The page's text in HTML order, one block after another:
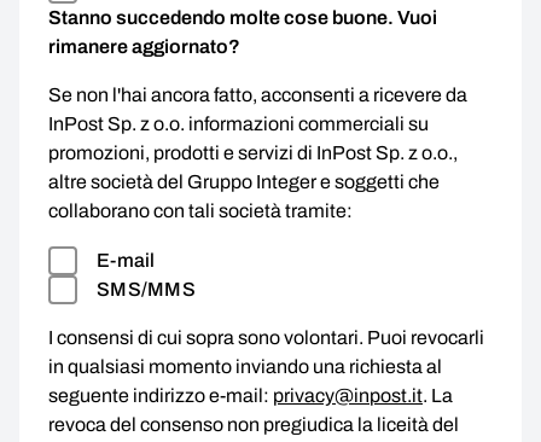
Stanno succedendo molte cose buone. Vuoi
rimanere aggiornato?
Se non l'hai ancora fatto, acconsenti a ricevere da
InPost Sp. z o.o. informazioni commerciali su
promozioni, prodotti e servizi di InPost Sp. z o.o.,
altre società del Gruppo Integer e soggetti che
collaborano con tali società tramite:
E-mail
SMS/MMS
I consensi di cui sopra sono volontari. Puoi revocarli
in qualsiasi momento inviando una richiesta al
seguente indirizzo e-mail: privacy@inpost.it. La
revoca del consenso non pregiudica la liceità del